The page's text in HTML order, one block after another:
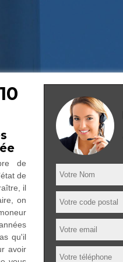
de
de
il
on
qu'il
avoir